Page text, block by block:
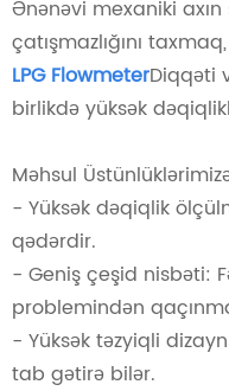
Ənənəvi mexaniki
çatışmazlığını
LPG FlowmeterDiqqəti
birlikdə yüksək
Məhsul
- Yüksək dəqiqlik
qədərdir.
- Geniş çeşid nisbəti:
problemindən
- Yüksək təzyiqli
tab gətirə bilər.